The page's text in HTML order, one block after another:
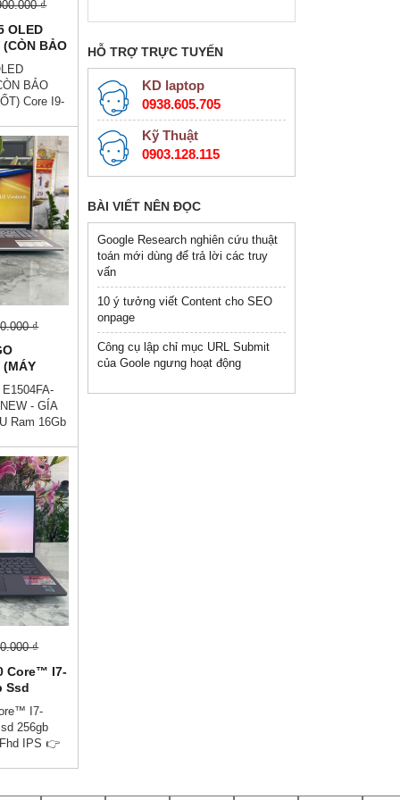
Inch IPS 165Hz
HỖ TRỢ TRỰC TUYẾN
KD laptop
0938.605.705
Kỹ Thuật
0903.128.115
BÀI VIẾT NÊN ĐỌC
Google Research nghiên cứu thuật
toán mới dùng để trả lời các truy
vấn
10 ý tưởng viết Content cho SEO
onpage
Công cụ lập chỉ mục URL Submit
của Goole ngưng hoạt động
₫
OLED
(CÒN BẢO
Core
Ssd
BẢO
Core I9-
IPS👉
Góp
Góp
Công
Thân)💻
cao cấp
văn phòng
- Sẵn sàng
suất
₫
(MÁY
) Ryzen
Ssd
- GÍA
Ram 16Gb
vnđ💵
Trả Trước
Căn
Gọi
kế sang
với nhân
hoàn
việc từ
cực cao.
₫
Core™ I7-
Ssd
I7-
256gb
IPS 👉